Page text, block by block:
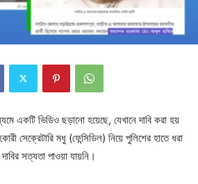
একটি ভিডিও ছড়ানো হয়েছে, যেখানে দাবি করা হয়
সেক্রেটারি মধু (ফেন্সিডিল) নিয়ে পুলিশের হাতে ধরা
সত্যতা পাওয়া যায়নি।